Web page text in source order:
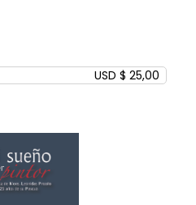
USD $ 25,00